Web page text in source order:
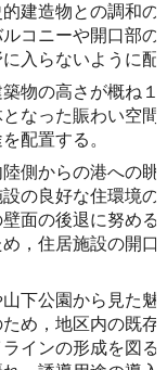
建造物との調和
コニーや開口部
入らないように配
物の高さが概ね
なった賑わい空
配置する。
側からの港への
の良好な住環境
面の後退に努め
，住居施設の開
下公園から見た
め，地区内の既
インの形成を図